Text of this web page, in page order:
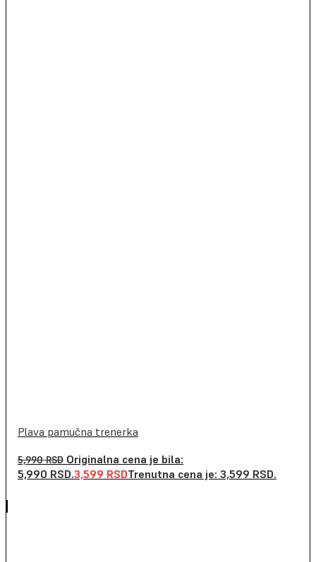
Plava pamučna trenerka
5,990RSD Originalna cena je bila:
5,990 RSD.3,599 RSDTrenutna cena je: 3,599 RSD.